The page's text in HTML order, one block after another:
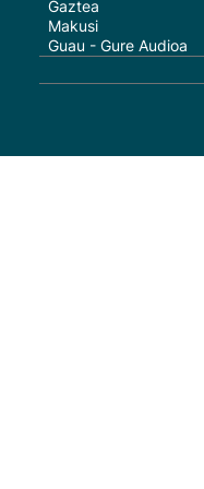
Gaztea
Makusi
Guau - Gure Audioa